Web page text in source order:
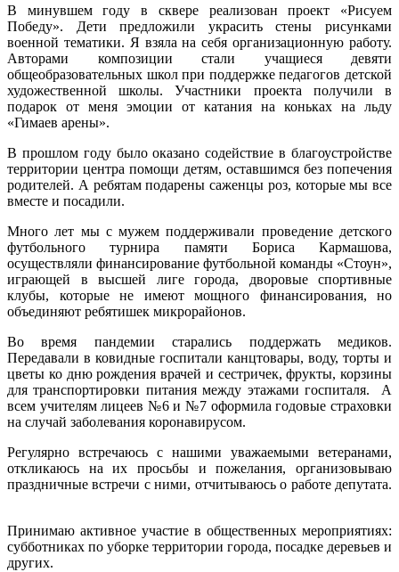
В минувшем году в сквере реализован проект «Рисуем
Победу». Дети предложили украсить стены рисунками
военной тематики. Я взяла на себя организационную работу.
Авторами композиции стали учащиеся девяти
общеобразовательных школ при поддержке педагогов детской
художественной школы. Участники проекта получили в
подарок от меня эмоции от катания на коньках на льду
«Гимаев арены».
В прошлом году было оказано содействие в благоустройстве
территории центра помощи детям, оставшимся без попечения
родителей. А ребятам подарены саженцы роз, которые мы все
вместе и посадили.
Много лет мы с мужем поддерживали проведение детского
футбольного турнира памяти Бориса Кармашова,
осуществляли финансирование футбольной команды «Стоун»,
играющей в высшей лиге города, дворовые спортивные
клубы, которые не имеют мощного финансирования, но
объединяют ребятишек микрорайонов.
Во время пандемии старались поддержать медиков.
Передавали в ковидные госпитали канцтовары, воду, торты и
цветы ко дню рождения врачей и сестричек, фрукты, корзины
для транспортировки питания между этажами госпиталя. А
всем учителям лицеев №6 и №7 оформила годовые страховки
на случай заболевания коронавирусом.
Регулярно встречаюсь с нашими уважаемыми ветеранами,
откликаюсь на их просьбы и пожелания, организовываю
праздничные встречи с ними, отчитываюсь о работе депутата.
Принимаю активное участие в общественных мероприятиях:
субботниках по уборке территории города, посадке деревьев и
других.